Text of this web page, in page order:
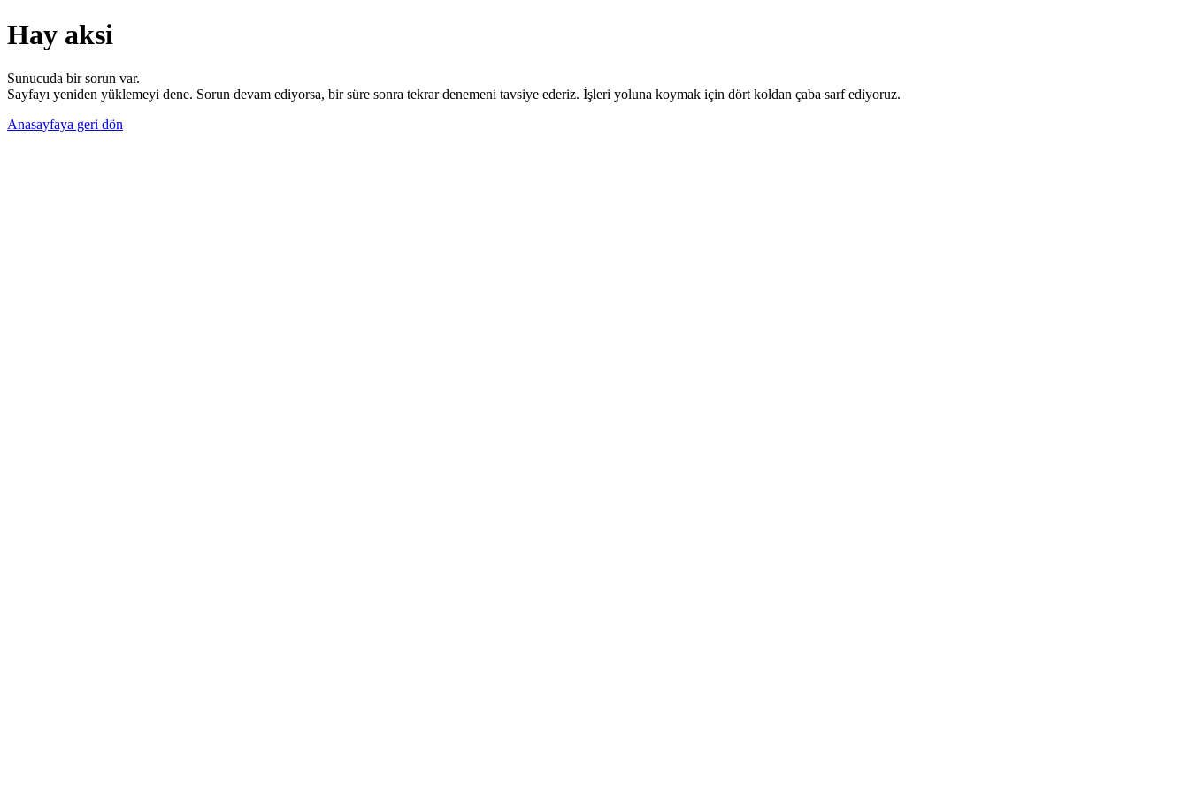
Hay aksi
Sunucuda bir sorun var.
Sayfayı yeniden yüklemeyi dene. Sorun devam ediyorsa, bir süre sonra tekrar denemeni tavsiye ederiz. İşleri yoluna koymak için dört koldan çaba sarf ediyoruz.
Anasayfaya geri dön